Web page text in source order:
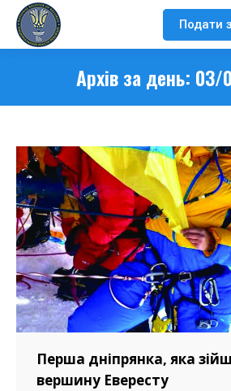
Подати
Архів за день: 03/
Перша дніпрянка, яка
вершину Евересту